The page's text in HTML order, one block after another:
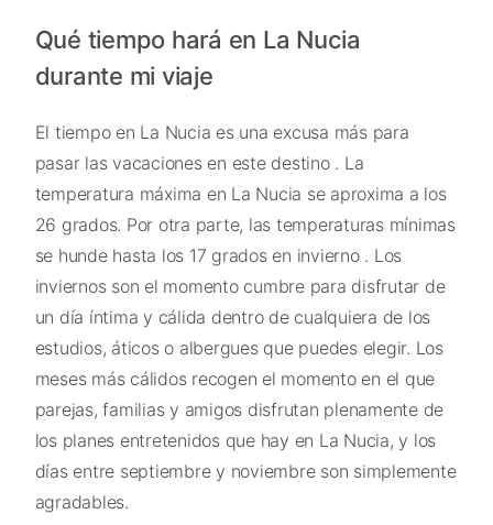
Qué tiempo hará en La Nucia
durante mi viaje
El tiempo en La Nucia es una excusa más para
pasar las vacaciones en este destino . La
temperatura máxima en La Nucia se aproxima a los
26 grados. Por otra parte, las temperaturas mínimas
se hunde hasta los 17 grados en invierno . Los
inviernos son el momento cumbre para disfrutar de
un día íntima y cálida dentro de cualquiera de los
estudios, áticos o albergues que puedes elegir. Los
meses más cálidos recogen el momento en el que
parejas, familias y amigos disfrutan plenamente de
los planes entretenidos que hay en La Nucia, y los
días entre septiembre y noviembre son simplemente
agradables.